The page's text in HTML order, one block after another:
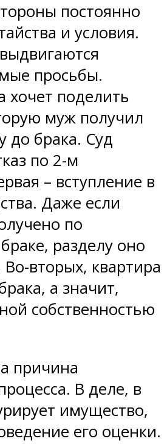
постоянно
и условия.
просьбы.
поделить
муж получил
до брака. Суд
по 2-м
– вступление в
Даже если
по
разделу оно
вторых, квартира
а значит,
собственностью
причина
В деле, в
имущество,
его оценки.